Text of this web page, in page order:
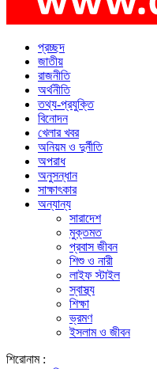
প্রচ্ছদ
জাতীয়
রাজনীতি
অর্থনীতি
তথ্য-প্রযুক্তি
বিনোদন
খেলার খবর
অনিয়ম ও দুর্নীতি
অপরাধ
অনুসন্ধান
সাক্ষাৎকার
অন্যান্য
সারাদেশ
মুক্তমত
প্রবাস জীবন
শিশু ও নারী
লাইফ স্টাইল
স্বাস্থ্য
শিক্ষা
ভ্রমণ
ইসলাম ও জীবন
শিরোনাম :